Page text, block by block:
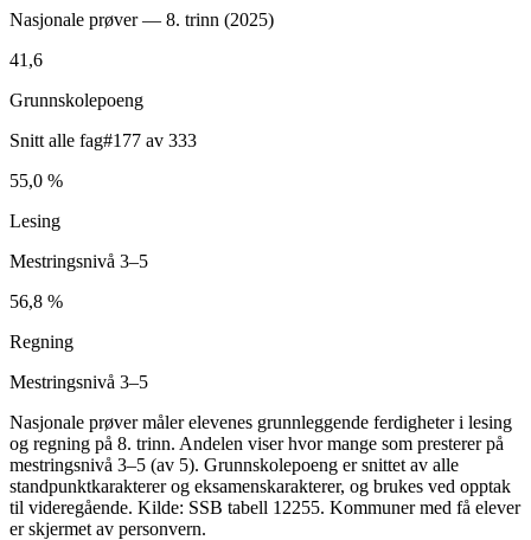
Nasjonale prøver — 8. trinn (2025)
41,6
Grunnskolepoeng
Snitt alle fag#177 av 333
55,0 %
Lesing
Mestringsnivå 3–5
56,8 %
Regning
Mestringsnivå 3–5
Nasjonale prøver måler elevenes grunnleggende ferdigheter i lesing
og regning på 8. trinn. Andelen viser hvor mange som presterer på
mestringsnivå 3–5 (av 5). Grunnskolepoeng er snittet av alle
standpunktkarakterer og eksamenskarakterer, og brukes ved opptak
til videregående. Kilde: SSB tabell 12255. Kommuner med få elever
er skjermet av personvern.